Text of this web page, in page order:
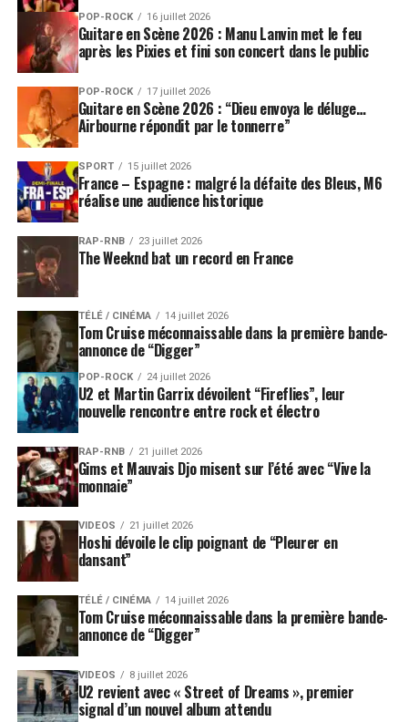
POP-ROCK 16 juillet 2026
Guitare en Scène 2026 : Manu Lanvin met le feu
après les Pixies et fini son concert dans le public
POP-ROCK 17 juillet 2026
Guitare en Scène 2026 : “Dieu envoya le déluge…
Airbourne répondit par le tonnerre”
SPORT 15 juillet 2026
France – Espagne : malgré la défaite des Bleus, M6
réalise une audience historique
RAP-RNB 23 juillet 2026
The Weeknd bat un record en France
TÉLÉ / CINÉMA 14 juillet 2026
Tom Cruise méconnaissable dans la première bande-
annonce de “Digger”
POP-ROCK 24 juillet 2026
U2 et Martin Garrix dévoilent “Fireflies”, leur
nouvelle rencontre entre rock et électro
RAP-RNB 21 juillet 2026
Gims et Mauvais Djo misent sur l’été avec “Vive la
monnaie”
VIDEOS 21 juillet 2026
Hoshi dévoile le clip poignant de “Pleurer en
dansant”
TÉLÉ / CINÉMA 14 juillet 2026
Tom Cruise méconnaissable dans la première bande-
annonce de “Digger”
VIDEOS 8 juillet 2026
U2 revient avec « Street of Dreams », premier
signal d’un nouvel album attendu